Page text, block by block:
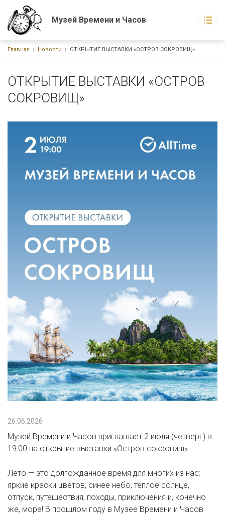
Музей Времени и Часов
Музей Времени и Часов
Новости
С 10-00 до 21-00 ежедневно без выходных
Строка навигации
Главная Новости ОТКРЫТИЕ ВЫСТАВКИ «ОСТРОВ СОКРОВИЩ»
ОТКРЫТИЕ ВЫСТАВКИ «ОСТРОВ
СОКРОВИЩ»
26.06.2026
Музей Времени и Часов приглашает 2 июля (четверг) в
19:00 на открытие выставки «Остров сокровищ».
Лето — это долгожданное время для многих из нас:
яркие краски цветов, синее небо, тёплое солнце,
отпуск, путешествия, походы, приключения и, конечно
же, море! В прошлом году в Музее Времени и Часов